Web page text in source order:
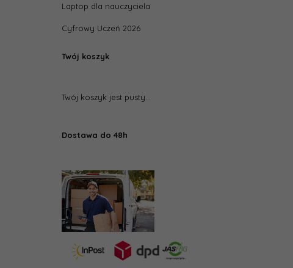
Laptop dla nauczyciela
Cyfrowy Uczeń 2026
Twój koszyk
Twój koszyk jest pusty...
Dostawa do 48h